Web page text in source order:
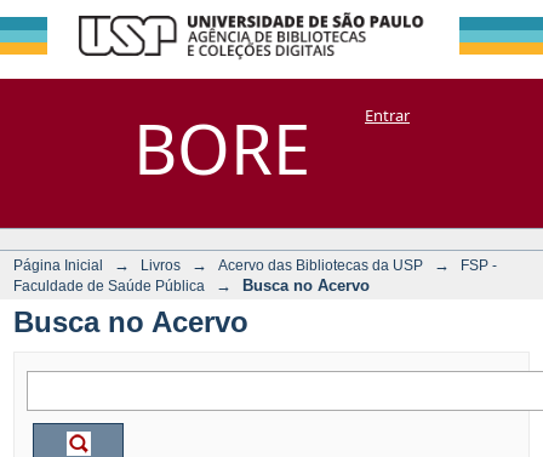
BORE
Busca no Acervo
DSpace/Manakin + CoriscoEntrar
Página Inicial → Livros → Acervo das Bibliotecas da USP →
FSP -
Faculdade de Saúde Pública
→ Busca no Acervo
Busca no Acervo